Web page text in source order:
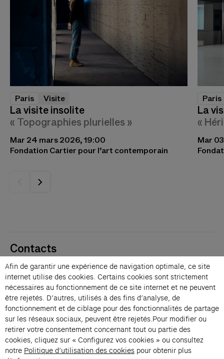
Paris Visite
La visite insolite
« Topographies plurielles »
Mar 24 mars 2026, 19:00
Fondation Cartier pour l’art contemporain
Paris
La
«
Mar
Contacts
Membres
Presse
Privatisations
Changer de langue 
Inscription à la newsletter
→
Afin de garantir une expérience de navigation optimale, ce site
internet utilise des cookies. Certains cookies sont strictement
nécessaires au fonctionnement de ce site internet et ne peuvent
être rejetés. D’autres, utilisés à des fins d’analyse, de
fonctionnement et de ciblage pour des fonctionnalités de partage
sur les réseaux sociaux, peuvent être rejetés.Pour modifier ou
retirer votre consentement concernant tout ou partie des
cookies, cliquez sur « Configurez vos cookies » ou consultez
notre Politique d’utilisation des cookies pour obtenir plus